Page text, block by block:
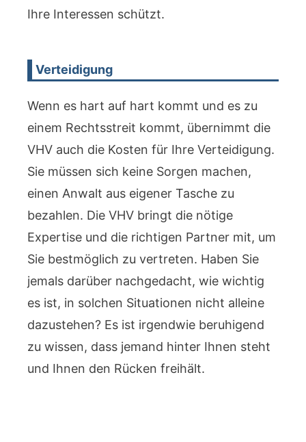
Ihre Interessen schützt.
Verteidigung
Wenn es hart auf hart kommt und es zu
einem Rechtsstreit kommt, übernimmt die
VHV auch die Kosten für Ihre Verteidigung.
Sie müssen sich keine Sorgen machen,
einen Anwalt aus eigener Tasche zu
bezahlen. Die VHV bringt die nötige
Expertise und die richtigen Partner mit, um
Sie bestmöglich zu vertreten. Haben Sie
jemals darüber nachgedacht, wie wichtig
es ist, in solchen Situationen nicht alleine
dazustehen? Es ist irgendwie beruhigend
zu wissen, dass jemand hinter Ihnen steht
und Ihnen den Rücken freihält.